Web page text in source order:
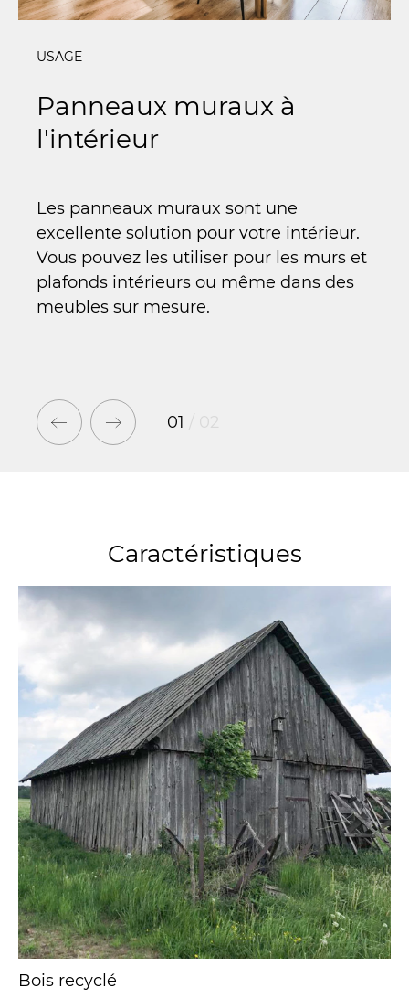
USAGE
Panneaux muraux à
l'intérieur
Les panneaux muraux sont une
excellente solution pour votre intérieur.
Vous pouvez les utiliser pour les murs et
plafonds intérieurs ou même dans des
meubles sur mesure.
01
Caractéristiques
Bois recyclé